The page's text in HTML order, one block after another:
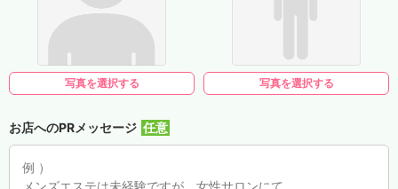
写真を選択する 写真を選択する
お店へのPRメッセージ